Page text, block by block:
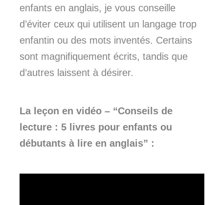
enfants en anglais, je vous conseille
d’éviter ceux qui utilisent un langage trop
enfantin ou des mots inventés. Certains
sont magnifiquement écrits, tandis que
d’autres laissent à désirer.
La leçon en vidéo – “Conseils de
lecture : 5 livres pour enfants ou
débutants à lire en anglais” :